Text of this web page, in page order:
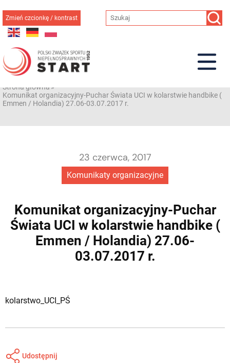
do
treści
Zmień czcionkę / kontrast
Strona główna»
Komunikat organizacyjny-Puchar Świata UCI w kolarstwie handbike (
Emmen / Holandia) 27.06-03.07.2017 r.
Komunikaty organizacyjne
23 czerwca, 2017
Komunikat organizacyjny-Puchar
Świata UCI w kolarstwie handbike (
Emmen / Holandia) 27.06-
03.07.2017 r.
kolarstwo_UCI_PŚ
Udostępnij